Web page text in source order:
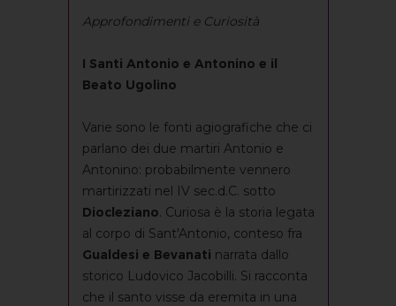
Approfondimenti e Curiosità
I Santi Antonio e Antonino e il
Beato Ugolino
Varie sono le fonti agiografiche che ci
parlano dei due martiri Antonio e
Antonino: probabilmente vennero
martirizzati nel IV sec.d.C. sotto
Diocleziano. Curiosa è la storia legata
al corpo di Sant'Antonio, conteso fra
Gualdesi e Bevanati narrata dallo
storico Ludovico Jacobilli. Si racconta
che il santo visse da eremita in una